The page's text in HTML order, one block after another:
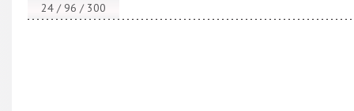
24 / 96 / 300